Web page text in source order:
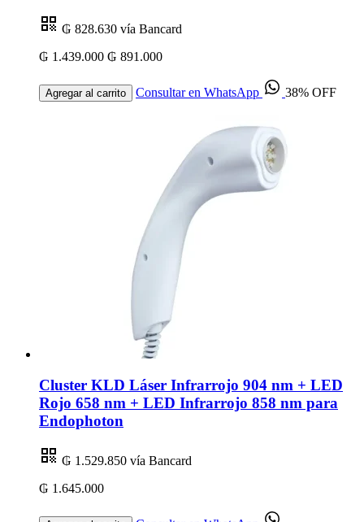
₲ 828.630 vía Bancard
₲ 1.439.000 ₲ 891.000
Agregar al carrito Consultar en WhatsApp 38% OFF
Cluster KLD Láser Infrarrojo 904 nm + LED
Rojo 658 nm + LED Infrarrojo 858 nm para
Endophoton
₲ 1.529.850 vía Bancard
₲ 1.645.000